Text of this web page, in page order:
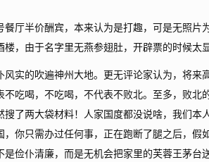
半价酬宾，本来认为是打趣，可是无照片
，由于名字里无燕参翅肚，开辟票的时候太
的吹遍神州大地。更无评论家认为，将来
吃喝，不吃喝，不代表不败北。至多，败北
了两大袋材料！人家国度都没说啥，我们本
你只需办过任何事，正在跑断了腿之后，假
俭仆清廉，而是无机会把家里的芙蓉王茅台